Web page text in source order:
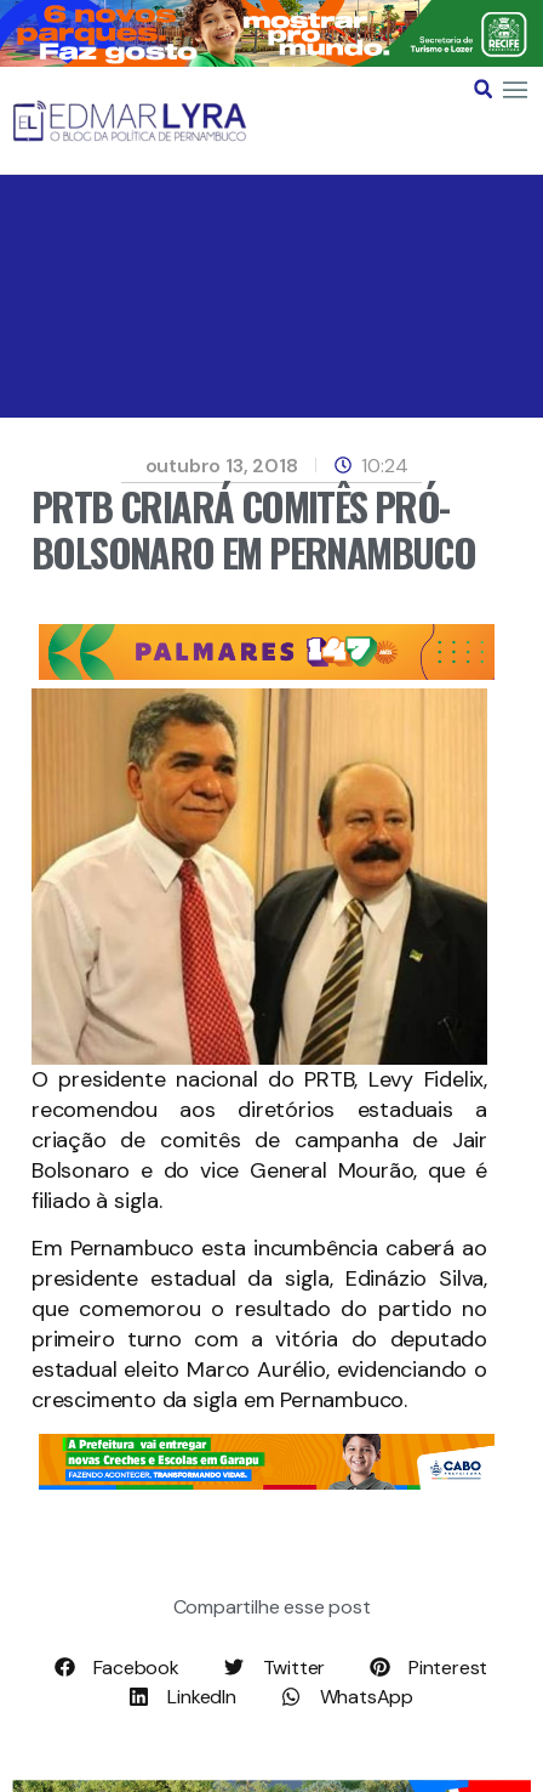
outubro 13, 2018 10:24
PRTB CRIARÁ COMITÊS PRÓ-
BOLSONARO EM PERNAMBUCO
O presidente nacional do PRTB, Levy Fidelix,
recomendou aos diretórios estaduais a
criação de comitês de campanha de Jair
Bolsonaro e do vice General Mourão, que é
filiado à sigla.
Em Pernambuco esta incumbência caberá ao
presidente estadual da sigla, Edinázio Silva,
que comemorou o resultado do partido no
primeiro turno com a vitória do deputado
estadual eleito Marco Aurélio, evidenciando o
crescimento da sigla em Pernambuco.
Compartilhe esse post
Facebook Twitter
Pinterest
LinkedIn
WhatsApp